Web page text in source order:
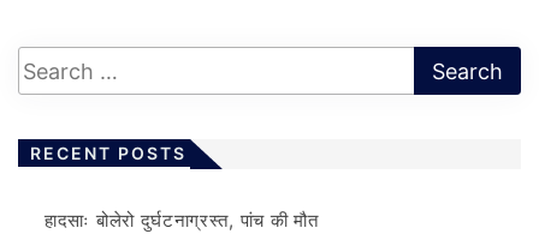
RECENT POSTS
हादसाः बोलेरो दुर्घटनाग्रस्त, पांच की मौत